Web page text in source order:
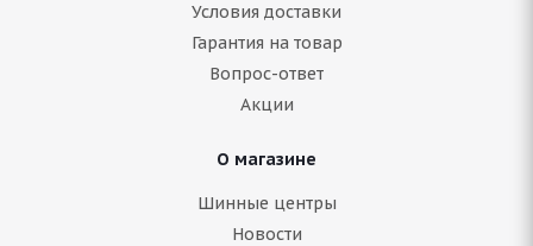
Условия доставки
Гарантия на товар
Вопрос-ответ
Акции
О магазине
Шинные центры
Новости